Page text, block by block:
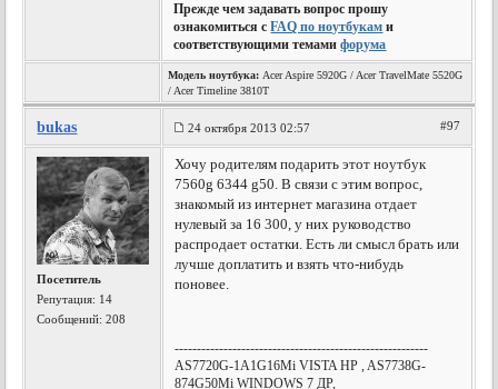
Прежде чем задавать вопрос прошу
ознакомиться сFAQ по ноутбукам и
соответствующими темамифорума
Модель ноутбука: Acer Aspire 5920G / Acer TravelMate 5520G
/ Acer Timeline 3810T
bukas 24 октября 2013 02:57 #97
Посетитель
Репутация: 14
Сообщений: 208
Хочу родителям подарить этот ноутбук
7560g 6344 g50. В связи с этим вопрос,
знакомый из интернет магазина отдает
нулевый за 16 300, у них руководство
распродает остатки. Есть ли смысл брать или
лучше доплатить и взять что-нибудь
поновее.
---------------------------------------------------------
AS7720G-1A1G16Mi VISTA HP , AS7738G-
874G50Mi WINDOWS 7 ДР,